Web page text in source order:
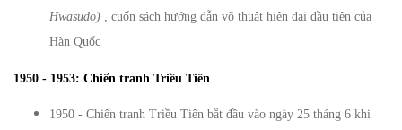
Hwasudo) , cuốn sách hướng dẫn võ thuật hiện đại đầu tiên của
Hàn Quốc
1950 - 1953: Chiến tranh Triều Tiên
1950 - Chiến tranh Triều Tiên bắt đầu vào ngày 25 tháng 6 khi